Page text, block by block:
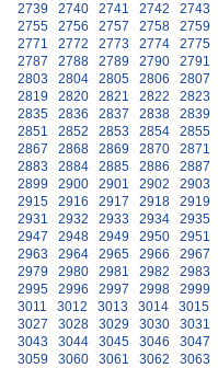
2739
2740 2741 2742 2743
2755
2756 2757 2758 2759
2771
2772 2773 2774 2775
2787
2788 2789 2790 2791
2803
2804 2805 2806 2807
2819
2820 2821 2822 2823
2835
2836 2837 2838 2839
2851
2852 2853 2854 2855
2867
2868 2869 2870 2871
2883
2884 2885 2886 2887
2899
2900 2901 2902 2903
2915
2916 2917 2918 2919
2931
2932 2933 2934 2935
2947
2948 2949 2950 2951
2963
2964 2965 2966 2967
2979
2980 2981 2982 2983
2995
2996 2997 2998 2999
3011
3012 3013 3014 3015
3027
3028 3029 3030 3031
3043
3044 3045 3046 3047
3059
3060 3061 3062 3063